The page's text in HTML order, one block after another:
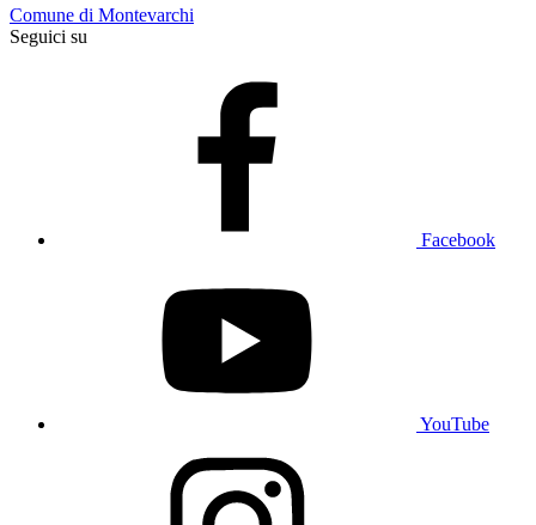
Comune di Montevarchi
Seguici su
Facebook
YouTube